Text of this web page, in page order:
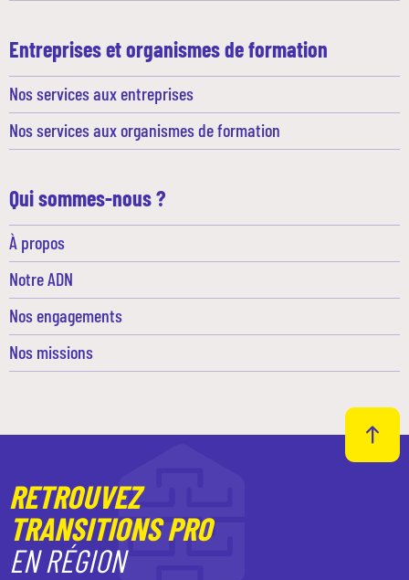
Entreprises et organismes de formation
Nos services aux entreprises
Nos services aux organismes de formation
Qui sommes-nous ?
À propos
Notre ADN
Nos engagements
Nos missions
RETROUVEZ
TRANSITIONS PRO
EN RÉGION